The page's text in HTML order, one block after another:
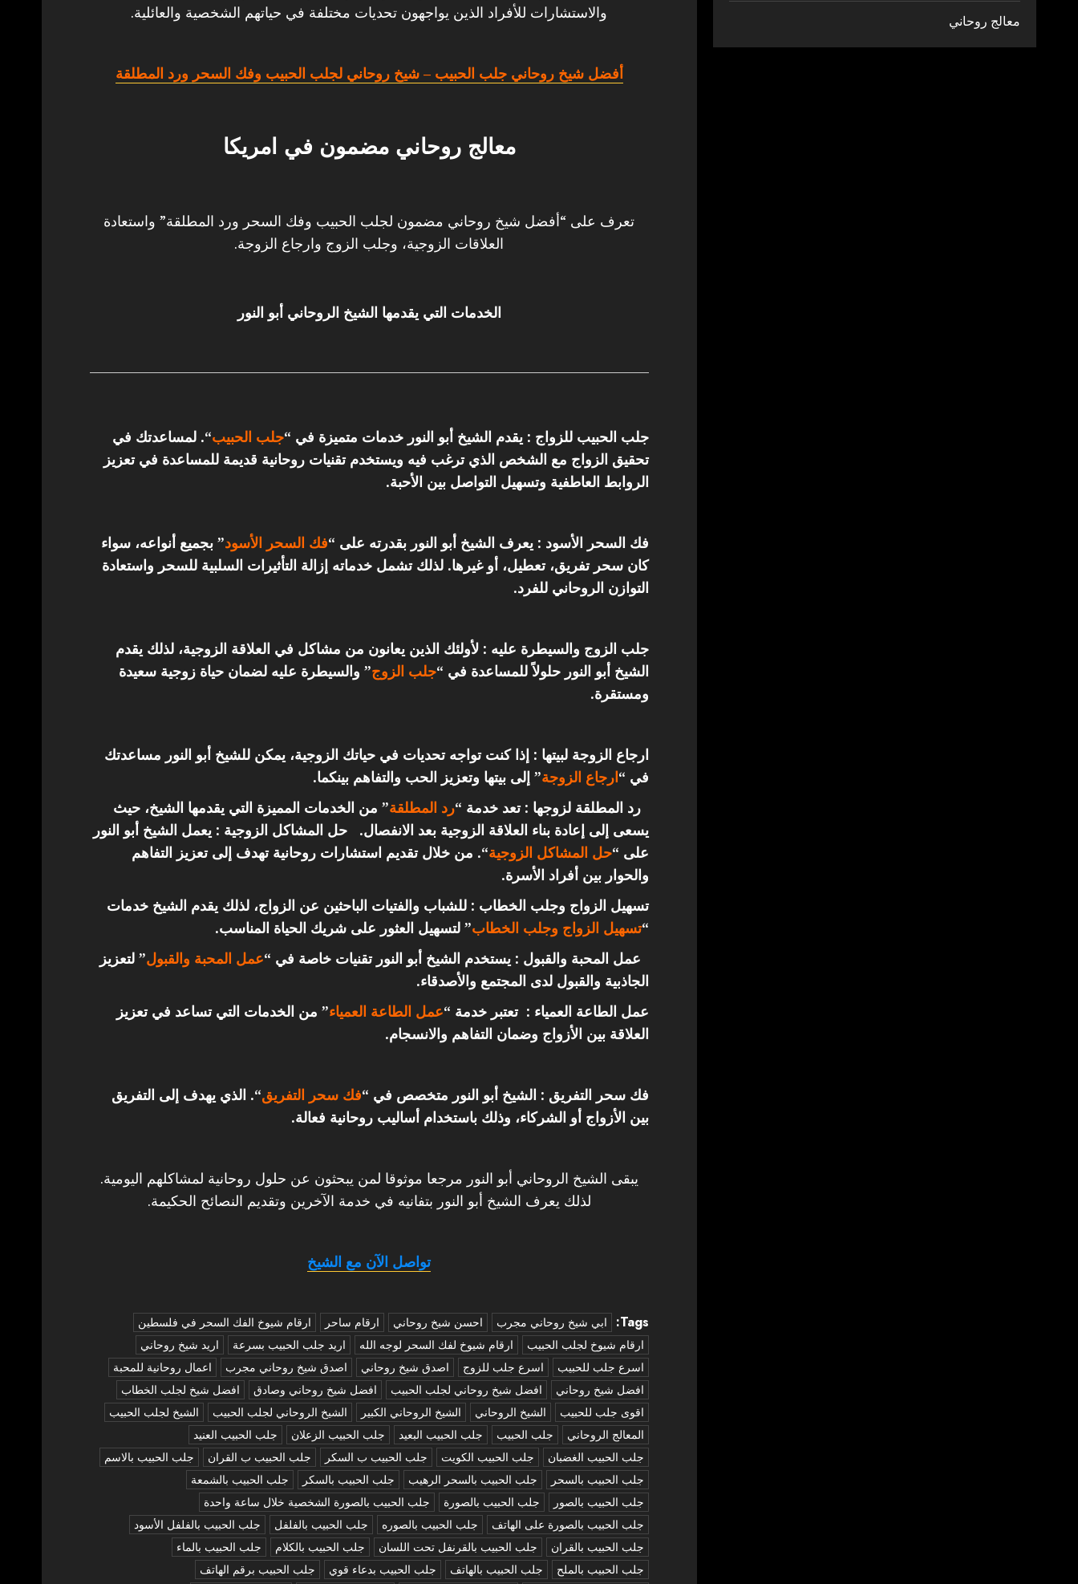
والاستشارات للأفراد الذين يواجهون تحديات مختلفة في حياتهم الشخصية والعائلية.
أفضل شيخ روحاني جلب الحبيب – شيخ روحاني لجلب الحبيب وفك السحر ورد المطلقة
معالج روحاني مضمون في امريكا
تعرف على “أفضل شيخ روحاني مضمون لجلب الحبيب وفك السحر ورد المطلقة” واستعادة
العلاقات الزوجية، وجلب الزوج وارجاع الزوجة.
الخدمات التي يقدمها الشيخ الروحاني أبو النور
جلب الحبيب للزواج : يقدم الشيخ أبو النور خدمات متميزة في “جلب الحبيب“. لمساعدتك في
تحقيق الزواج مع الشخص الذي ترغب فيه ويستخدم تقنيات روحانية قديمة للمساعدة في تعزيز
الروابط العاطفية وتسهيل التواصل بين الأحبة.
فك السحر الأسود : يعرف الشيخ أبو النور بقدرته على “فك السحر الأسود” بجميع أنواعه، سواء
كان سحر تفريق، تعطيل، أو غيرها. لذلك تشمل خدماته إزالة التأثيرات السلبية للسحر واستعادة
التوازن الروحاني للفرد.
جلب الزوج والسيطرة عليه : لأولئك الذين يعانون من مشاكل في العلاقة الزوجية، لذلك يقدم
الشيخ أبو النور حلولاً للمساعدة في “جلب الزوج” والسيطرة عليه لضمان حياة زوجية سعيدة
ومستقرة.
ارجاع الزوجة لبيتها : إذا كنت تواجه تحديات في حياتك الزوجية، يمكن للشيخ أبو النور مساعدتك
في “ارجاع الزوجة” إلى بيتها وتعزيز الحب والتفاهم بينكما.
رد المطلقة لزوجها : تعد خدمة “رد المطلقة” من الخدمات المميزة التي يقدمها الشيخ، حيث
يسعى إلى إعادة بناء العلاقة الزوجية بعد الانفصال.
حل المشاكل الزوجية : يعمل الشيخ أبو النور
على “حل المشاكل الزوجية“. من خلال تقديم استشارات روحانية تهدف إلى تعزيز التفاهم
والحوار بين أفراد الأسرة.
تسهيل الزواج وجلب الخطاب : للشباب والفتيات الباحثين عن الزواج، لذلك يقدم الشيخ خدمات
“تسهيل الزواج وجلب الخطاب” لتسهيل العثور على شريك الحياة المناسب.
عمل المحبة والقبول : يستخدم الشيخ أبو النور تقنيات خاصة في “عمل المحبة والقبول” لتعزيز
الجاذبية والقبول لدى المجتمع والأصدقاء.
عمل الطاعة العمياء : تعتبر خدمة “عمل الطاعة العمياء” من الخدمات التي تساعد في تعزيز
العلاقة بين الأزواج وضمان التفاهم والانسجام.
فك سحر التفريق : الشيخ أبو النور متخصص في “فك سحر التفريق“. الذي يهدف إلى التفريق
بين الأزواج أو الشركاء، وذلك باستخدام أساليب روحانية فعالة.
يبقى الشيخ الروحاني أبو النور مرجعا موثوقا لمن يبحثون عن حلول روحانية لمشاكلهم اليومية.
لذلك يعرف الشيخ أبو النور بتفانيه في خدمة الآخرين وتقديم النصائح الحكيمة.
تواصل الآن مع الشيخ
Tags: ‏ابي شيخ روحاني مجرب احسن شيخ روحاني ارقام ساحر
ارقام شيوخ الفك السحر في فلسطين
ارقام شيوخ لجلب الحبيب
ارقام شيوخ لفك السحر لوجه الله اريد جلب الحبيب بسرعة
اريد شيخ روحاني
اسرع جلب للحبيب
اسرع جلب للزوج اصدق شيخ روحاني اصدق شيخ روحاني مجرب
اعمال روحانية للمحبة
افضل شيخ روحاني
افضل شيخ روحاني لجلب الحبيب افضل شيخ روحاني وصادق
افضل شيخ لجلب الخطاب
اقوى جلب للحبيب
الشيخ الروحاني الشيخ الروحاني الكبير الشيخ الروحاني لجلب الحبيب
الشيخ لجلب الحبيب
المعالج الروحاني
جلب الحبيب جلب الحبيب البعيد جلب الحبيب الزعلان
جلب الحبيب العنيد
جلب الحبيب الغضبان
جلب الحبيب الكويت جلب الحبيب ب السكر جلب الحبيب ب القران
جلب الحبيب بالاسم
جلب الحبيب بالسحر
جلب الحبيب بالسحر الرهيب جلب الحبيب بالسكر
جلب الحبيب بالشمعة
جلب الحبيب بالصور
جلب الحبيب بالصورة
جلب الحبيب بالصورة الشخصية خلال ساعة واحدة
جلب الحبيب بالصورة على الهاتف
جلب الحبيب بالصوره جلب الحبيب بالفلفل
جلب الحبيب بالفلفل الأسود
جلب الحبيب بالقران
جلب الحبيب بالقرنفل تحت اللسان جلب الحبيب بالكلام
جلب الحبيب بالماء
جلب الحبيب بالملح
جلب الحبيب بالهاتف جلب الحبيب بدعاء قوي
جلب الحبيب برقم الهاتف
معالج روحاني